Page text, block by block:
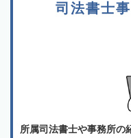
司法書士
所属司法書士や事務所の